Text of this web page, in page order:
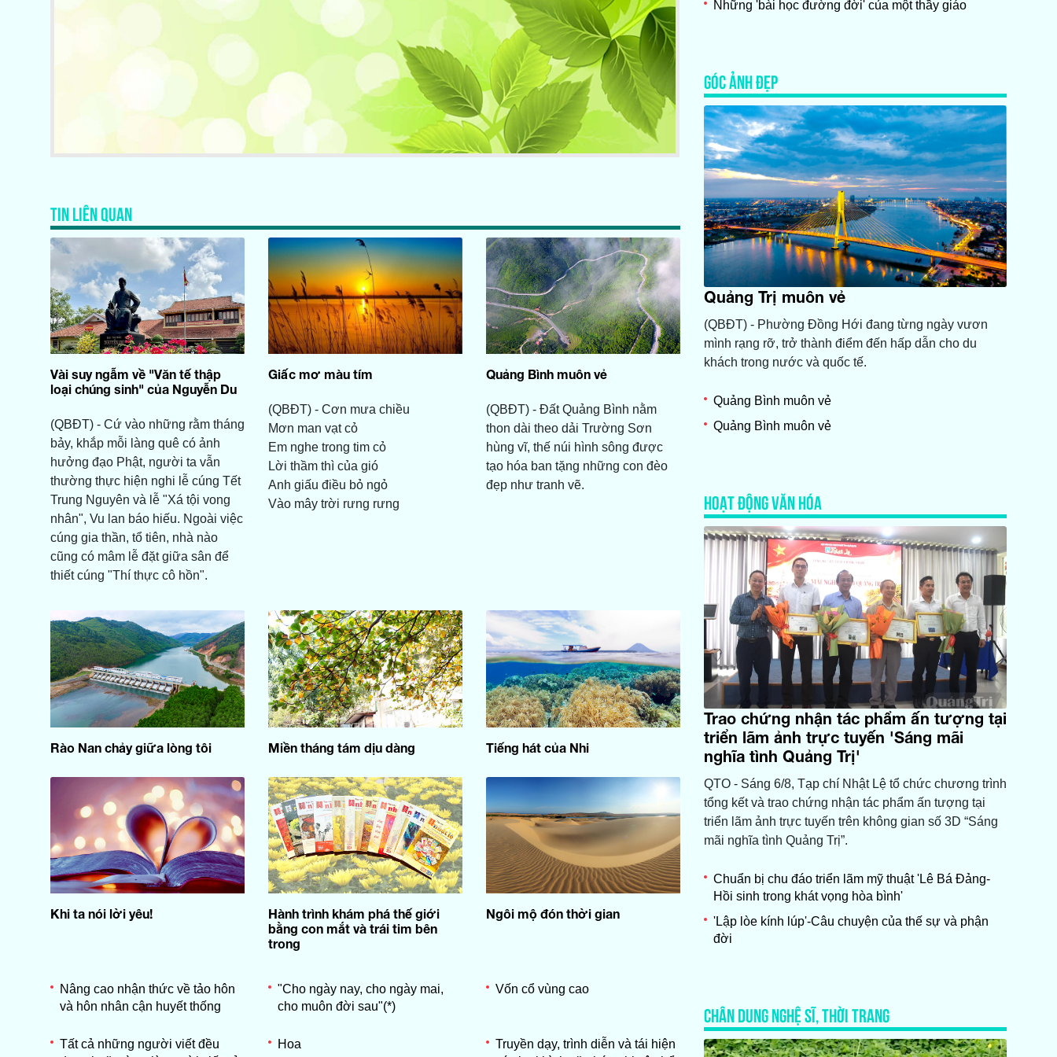
TIN LIÊN QUAN
Vài suy ngẫm về "Văn tế thập
loại chúng sinh" của Nguyễn Du
(QBĐT) - Cứ vào những rằm tháng
bảy, khắp mỗi làng quê có ảnh
hưởng đạo Phật, người ta vẫn
thường thực hiện nghi lễ cúng Tết
Trung Nguyên và lễ "Xá tội vong
nhân", Vu lan báo hiếu. Ngoài việc
cúng gia thần, tổ tiên, nhà nào
cũng có mâm lễ đặt giữa sân để
thiết cúng "Thí thực cô hồn".
Giấc mơ màu tím
(QBĐT) - Cơn mưa chiều
Mơn man vạt cỏ
Em nghe trong tim cỏ
Lời thầm thì của gió
Anh giấu điều bỏ ngỏ
Vào mây trời rưng rưng
Quảng Bình muôn vẻ
(QBĐT) - Đất Quảng Bình nằm
thon dài theo dải Trường Sơn
hùng vĩ, thế núi hình sông được
tạo hóa ban tặng những con đèo
đẹp như tranh vẽ.
Rào Nan chảy giữa lòng tôi Miền tháng tám dịu dàng Tiếng hát của Nhi
Khi ta nói lời yêu!
Hành trình khám phá thế giới
bằng con mắt và trái tim bên
trong
Ngôi mộ đón thời gian
Nâng cao nhận thức về tảo hôn
và hôn nhân cận huyết thống
"Cho ngày nay, cho ngày mai,
cho muôn đời sau"(*)
Vốn cổ vùng cao
Tất cả những người viết đều
Hoa
Truyền dạy, trình diễn và tái hiện
Những 'bài học đường đời' của một thầy giáo
GÓC ẢNH ĐẸP
Quảng Trị muôn vẻ
(QBĐT) - Phường Đồng Hới đang từng ngày vươn
mình rạng rỡ, trở thành điểm đến hấp dẫn cho du
khách trong nước và quốc tế.
Quảng Bình muôn vẻ
Quảng Bình muôn vẻ
HOẠT ĐỘNG VĂN HÓA
Trao chứng nhận tác phẩm ấn tượng tại
triển lãm ảnh trực tuyến 'Sáng mãi
nghĩa tình Quảng Trị'
QTO - Sáng 6/8, Tạp chí Nhật Lệ tổ chức chương trình
tổng kết và trao chứng nhận tác phẩm ấn tượng tại
triển lãm ảnh trực tuyến trên không gian số 3D “Sáng
mãi nghĩa tình Quảng Trị”.
Chuẩn bị chu đáo triển lãm mỹ thuật 'Lê Bá Đảng-
Hồi sinh trong khát vọng hòa bình'
'Lập lòe kính lúp'-Câu chuyện của thế sự và phận
đời
CHÂN DUNG NGHỆ SĨ, THỜI TRANG